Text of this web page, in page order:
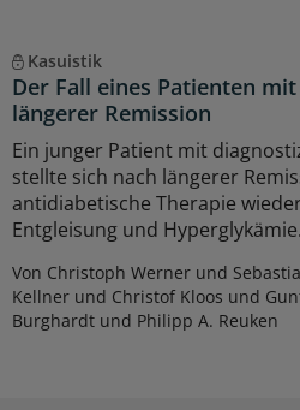
Kasuistik
Der Fall eines Patienten
längerer Remission
Ein junger Patient mit
stellte sich nach längerer
antidiabetische Therapie
Entgleisung und
Von Christoph Werner und
Kellner und Christof Kloos und
Burghardt und Philipp A. Reuken